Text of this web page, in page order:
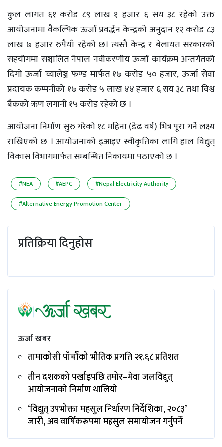
कुल लागत ६१ करोड ८९ लाख १ हजार ६ सय ३८ रहेको उक्त
आयोजनामा वैकल्पिक ऊर्जा प्रवर्द्धन केन्द्रको अनुदान १२ करोड ८३
लाख ७ हजार रुपैयाँ रहेको छ। त्यस्तै केन्द्र र बेलायत सरकारको
सहयोगमा सञ्चालित नेपाल नवीकरणीय ऊर्जा कार्यक्रम अन्तर्गतको
दिगो ऊर्जा च्यालेञ्ज फण्ड मार्फत १७ करोड ५० हजार, ऊर्जा सेवा
प्रदायक कम्पनीको १७ करोड ५ लाख ४४ हजार ६ सय ३८ तथा विश्व
बैंकको ऋण लगानी १५ करोड रहेको छ ।
आयोजना निर्माण सुरु गरेको १८ महिना (डेढ वर्ष) भित्र पूरा गर्ने लक्ष्य
राखिएको छ । आयोजनाको इआइए स्वीकृतिका लागि हाल विद्युत्
विकास विभागमार्फत सम्बन्धित निकायमा पठाएको छ ।
#NEA #AEPC
#Nepal Electricity Authority
#Alternative Energy Promotion Center
प्रतिक्रिया दिनुहोस
ऊर्जा खबर
तामाकोसी पाँचौँको भौतिक प्रगति २१.६८ प्रतिशत
तीन दशकको पर्खाइपछि तमोर–मेवा जलविद्युत्
आयोजनाको निर्माण थालियो
‘विद्युत् उपभोक्ता महसुल निर्धारण निर्देशिका, २०८३’
जारी, अब वार्षिकरूपमा महसुल समायोजन गर्नुपर्ने